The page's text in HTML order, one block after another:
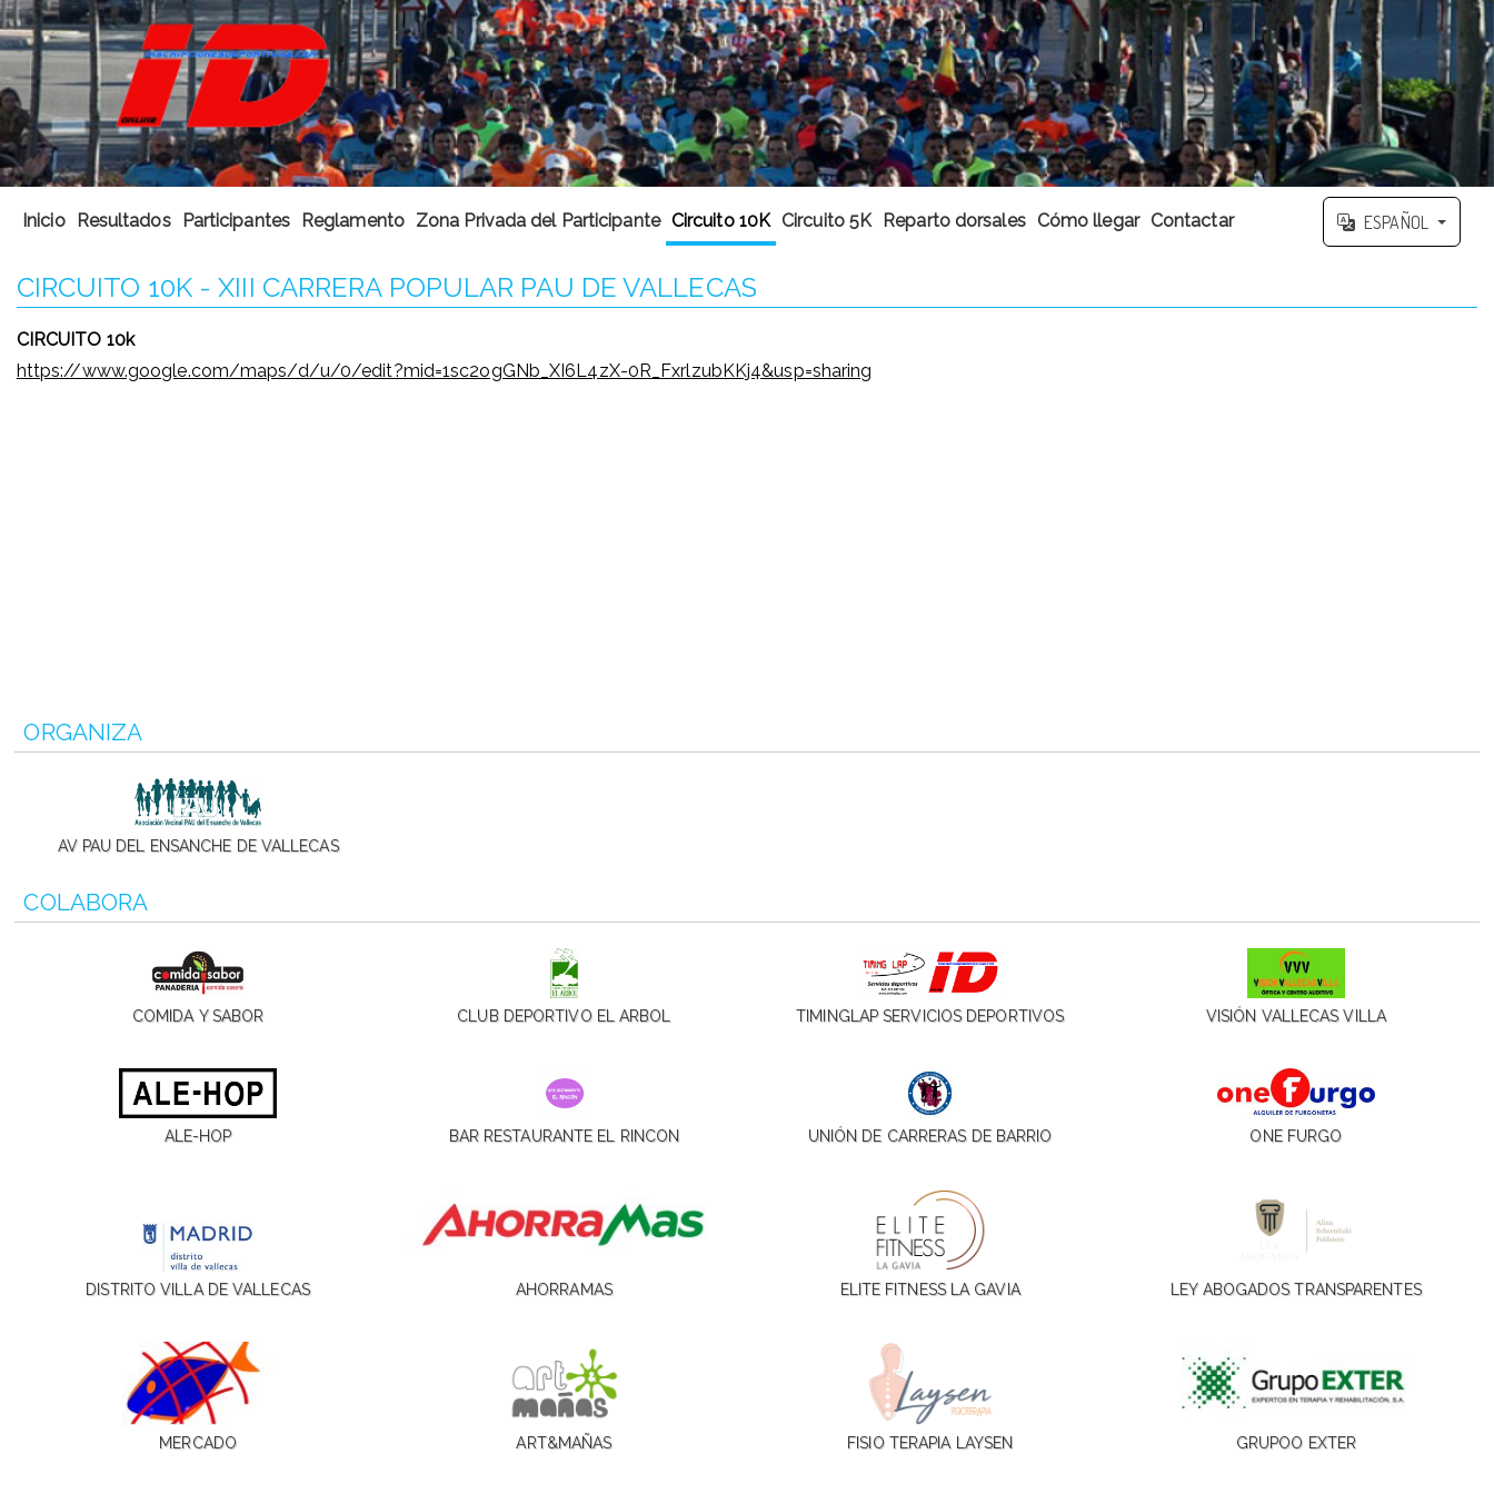
Inicio Resultados Participantes Reglamento Zona Privada del Participante Circuito 10K Circuito 5K Reparto dorsales Cómo llegar Contactar ESPAÑOL
CIRCUITO 10K - XIII CARRERA POPULAR PAU DE VALLECAS
CIRCUITO 10k
https://www.google.com/maps/d/u/0/edit?mid=1sc2ogGNb_XI6L4zX-0R_FxrlzubKKj4&usp=sharing
ORGANIZA
AV PAU DEL ENSANCHE DE VALLECAS
COLABORA
COMIDA Y SABOR CLUB DEPORTIVO EL ARBOL TIMINGLAP SERVICIOS DEPORTIVOS VISIÓN VALLECAS VILLA
ALE-HOP BAR RESTAURANTE EL RINCON UNIÓN DE CARRERAS DE BARRIO ONE FURGO
DISTRITO VILLA DE VALLECAS AHORRAMAS ELITE FITNESS LA GAVIA LEY ABOGADOS TRANSPARENTES
MERCADO ART&MAÑAS FISIO TERAPIA LAYSEN GRUPOO EXTER